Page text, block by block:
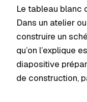
Le tableau blanc
Dans un atelier
construire un
qu’on l’explique
diapositive
de construction,